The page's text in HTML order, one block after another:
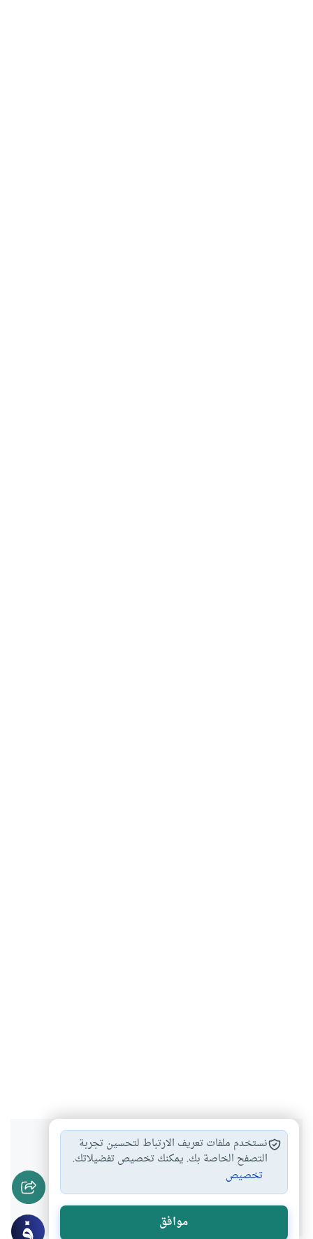
هل انتفعت بهذا المحتوى؟
نعم لا
نستخدم ملفات تعريف الارتباط لتحسين تجربة
التصفح الخاصة بك. يمكنك تخصيص تفضيلاتك.
تخصيص
موافق